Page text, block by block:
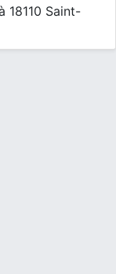
18110 Saint-